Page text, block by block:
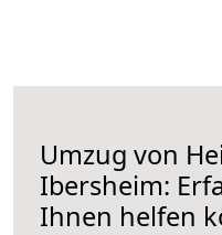
Umzug von
Ibersheim:
Ihnen helfen